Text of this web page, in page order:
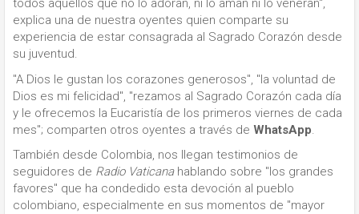
todos aquellos que no lo adoran, ni lo aman ni lo veneran",
explica una de nuestra oyentes quien comparte su
experiencia de estar consagrada al Sagrado Corazón desde
su juventud.
"A Dios le gustan los corazones generosos", "la voluntad de
Dios es mi felicidad", "rezamos al Sagrado Corazón cada día
y le ofrecemos la Eucaristía de los primeros viernes de cada
mes"; comparten otros oyentes a través de WhatsApp
También desde Colombia, nos llegan testimonios de
seguidores de Radio Vaticanahablando sobre "los grandes
favores" que ha condedido esta devoción al pueblo
colombiano, especialmente en sus momentos de "mayor